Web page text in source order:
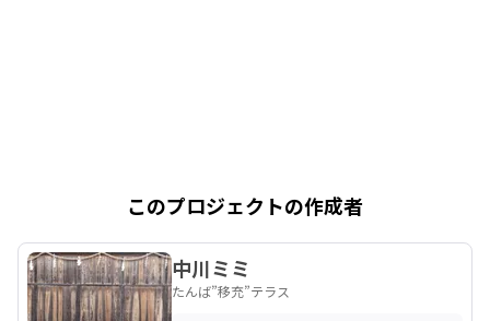
このプロジェクトの作成者
中川ミミ
たんば”移充”テラス